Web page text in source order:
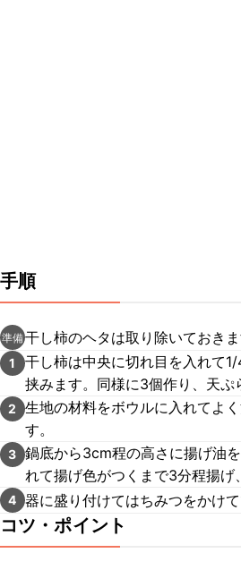
手順
準備干し柿のヘタは取り除いておきま
1
干し柿は中央に切れ目を入れて
挟みます。同様に3個作り、天ぷ
2
生地の材料をボウルに入れてよ
す。
3 鍋底から3cm程の高さに揚げ油
れて揚げ色がつくまで3分程揚げ
4 器に盛り付けてはちみつをかけて
コツ・ポイント